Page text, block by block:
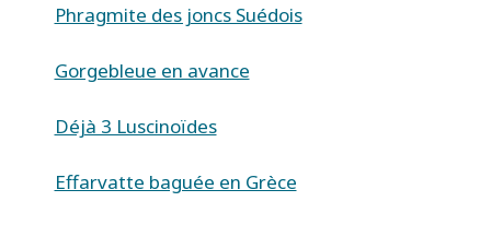
Phragmite des joncs Suédois
Gorgebleue en avance
Déjà 3 Luscinoïdes
Effarvatte baguée en Grèce